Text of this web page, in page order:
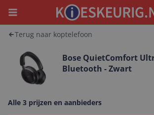
Menu
Terug naar koptelefoon
Bose QuietComfort
Bluetooth - Zwart
Alle 3 prijzen en aanbieders